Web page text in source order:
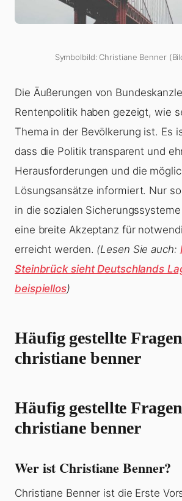
Symbolbild: Christiane Benner
Die Äußerungen von
Rentenpolitik haben gezeigt, wie
Thema in der Bevölkerung ist. Es
dass die Politik transparent und
Herausforderungen und die
Lösungsansätze informiert. Nur
in die sozialen
eine breite Akzeptanz für
erreicht werden. (Lesen Sie auch:
Steinbrück sieht Deutschlands
beispiellos)
Häufig gestellte
christiane benner
Häufig gestellte
christiane benner
Wer ist Christiane Benner?
Christiane Benner ist die Erste